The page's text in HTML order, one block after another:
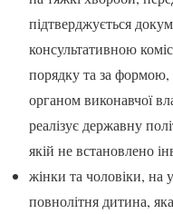
підтверджується
консультативною
порядку та за
органом виконавчої
реалізує державну
якій не встановлено
жінки та чоловіки, на
повнолітня дитина,